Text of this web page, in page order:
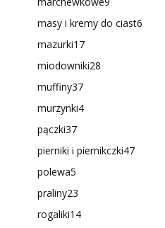
masy i kremy do ciast6
mazurki17
miodowniki28
muffiny37
murzynki4
pączki37
pierniki i piernikczki47
polewa5
praliny23
rogaliki14